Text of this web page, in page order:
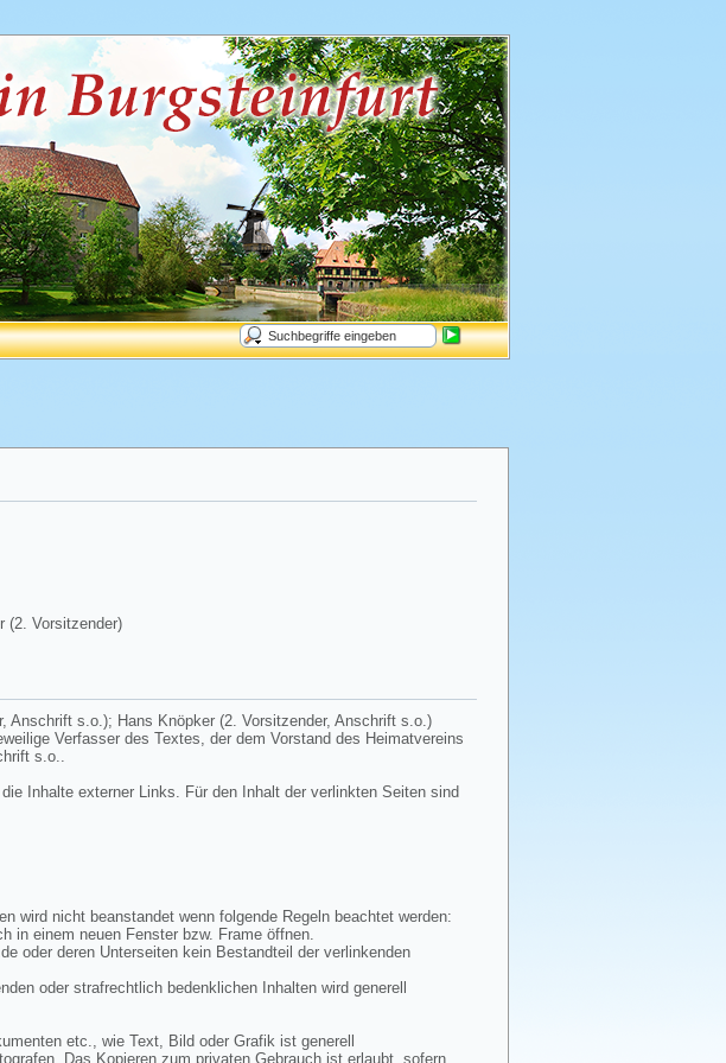
(2. Vorsitzender)
Anschrift s.o.); Hans Knöpker (2. Vorsitzender, Anschrift s.o.)
Verfasser des Textes, der dem Vorstand des Heimatvereins
s.o..
Inhalte externer Links. Für den Inhalt der verlinkten Seiten sind
wird nicht beanstandet wenn folgende Regeln beachtet werden:
in einem neuen Fenster bzw. Frame öffnen.
oder deren Unterseiten kein Bestandteil der verlinkenden
oder strafrechtlich bedenklichen Inhalten wird generell
etc., wie Text, Bild oder Grafik ist generell
Das Kopieren zum privaten Gebrauch ist erlaubt, sofern